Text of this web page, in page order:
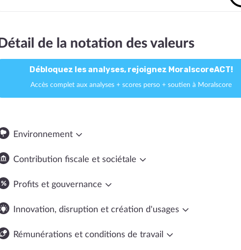
Détail de la notation des valeurs
Débloquez les analyses, rejoignez MoralscoreACT!
Accès complet aux analyses + scores perso + soutien à Moralscore
Environnement
Contribution fiscale et sociétale
Profits et gouvernance
Innovation, disruption et création d'usages
Rémunérations et conditions de travail